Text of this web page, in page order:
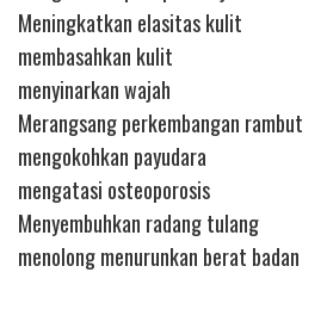
Meningkatkan elasitas kulit
membasahkan kulit
menyinarkan wajah
Merangsang perkembangan rambut
mengokohkan payudara
mengatasi osteoporosis
Menyembuhkan radang tulang
menolong menurunkan berat badan